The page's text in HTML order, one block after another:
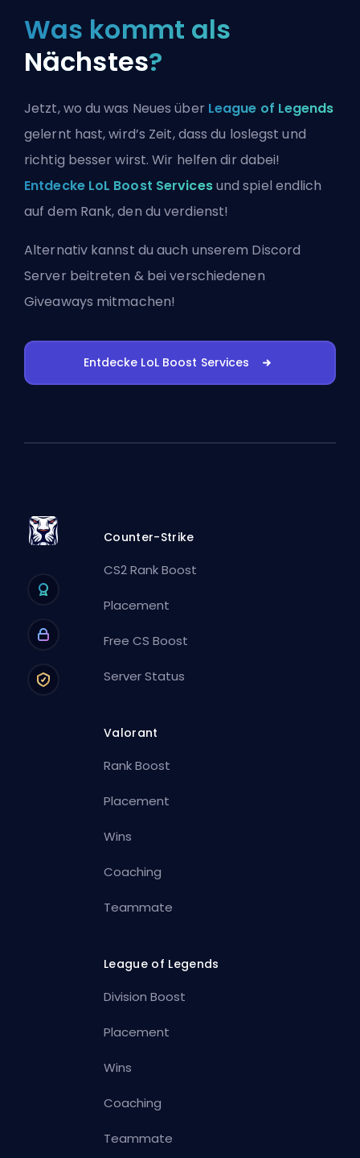
Was kommt als
Nächstes?
Jetzt, wo du was Neues über League of Legends
gelernt hast, wird’s Zeit, dass du loslegst und
richtig besser wirst. Wir helfen dir dabei!
Entdecke LoL Boost Servicesund spiel endlich
auf dem Rank, den du verdienst!
Alternativ kannst du auch unserem Discord
Server beitreten & bei verschiedenen
Giveaways mitmachen!
Entdecke LoL Boost Services
Counter-Strike
CS2 Rank Boost
Placement
Free CS Boost
Server Status
Valorant
Rank Boost
Placement
Wins
Coaching
Teammate
League of Legends
Division Boost
Placement
Wins
Coaching
Teammate